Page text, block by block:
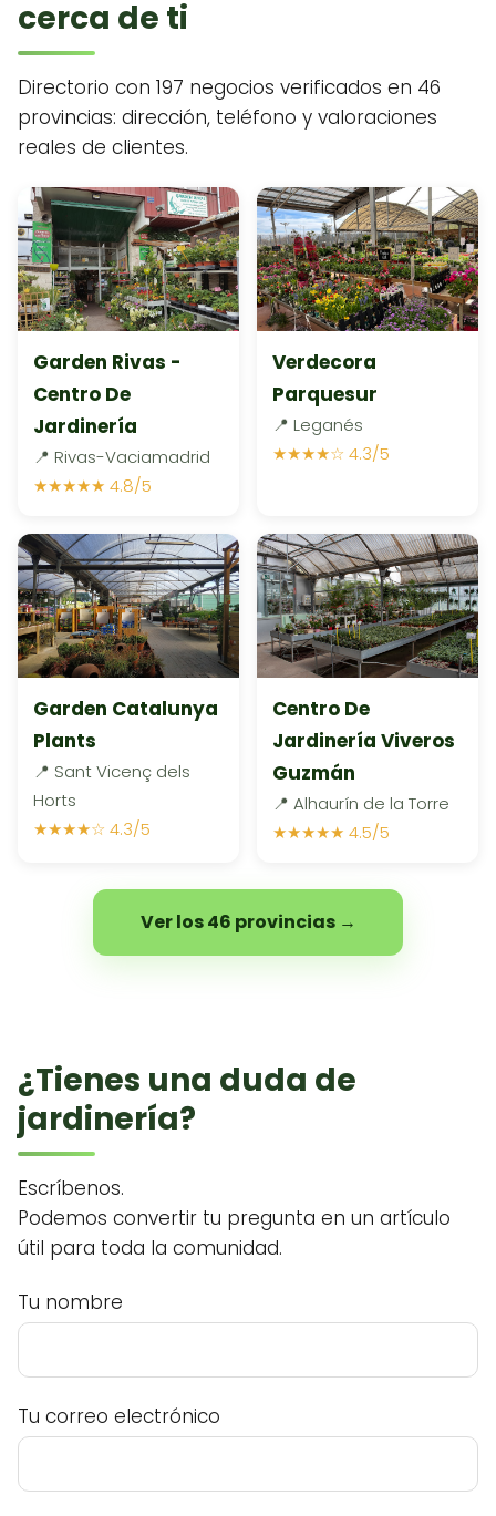
cerca de ti
Directorio con 197 negocios verificados en 46
provincias: dirección, teléfono y valoraciones
reales de clientes.
Garden Rivas -
Centro De
Jardinería
📍 Rivas-Vaciamadrid
★★★★★ 4.8/5
Verdecora
Parquesur
📍 Leganés
★★★★☆ 4.3/5
Garden Catalunya
Plants
📍 Sant Vicenç dels
Horts
★★★★☆ 4.3/5
Centro De
Jardinería Viveros
Guzmán
📍 Alhaurín de la Torre
★★★★★ 4.5/5
Ver los 46 provincias →
¿Tienes una duda de
jardinería?
Escríbenos.
Podemos convertir tu pregunta en un artículo
útil para toda la comunidad.
Tu nombre
Tu correo electrónico